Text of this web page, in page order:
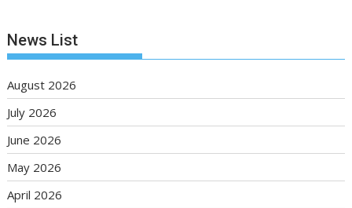
News List
August 2026
July 2026
June 2026
May 2026
April 2026